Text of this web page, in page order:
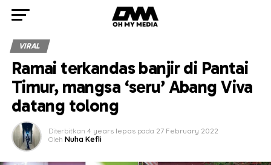
VIRAL
Ramai terkandas banjir di Pantai
Timur, mangsa ‘seru’ Abang Viva
datang tolong
Diterbitkan 4 years lepas pada 27 February 2022
Oleh Nuha Kefli